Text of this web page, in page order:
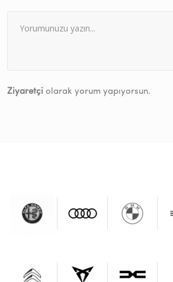
Ziyaretçi olarak yorum yapıyorsun.